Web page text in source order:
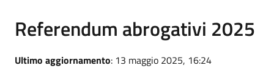
Referendum abrogativi 2025
Ultimo aggiornamento: 13 maggio 2025, 16:24